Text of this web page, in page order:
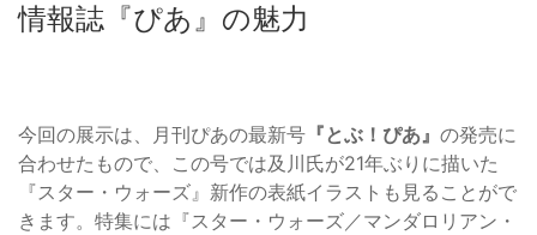
情報誌『ぴあ』の魅力
今回の展示は、月刊ぴあの最新号 『とぶ！ぴあ』 の発売に
合わせたもので、この号では及川氏が21年ぶりに描いた
『スター・ウォーズ』新作の表紙イラストも見ることがで
きます。特集には『スター・ウォーズ／マンダロリアン・